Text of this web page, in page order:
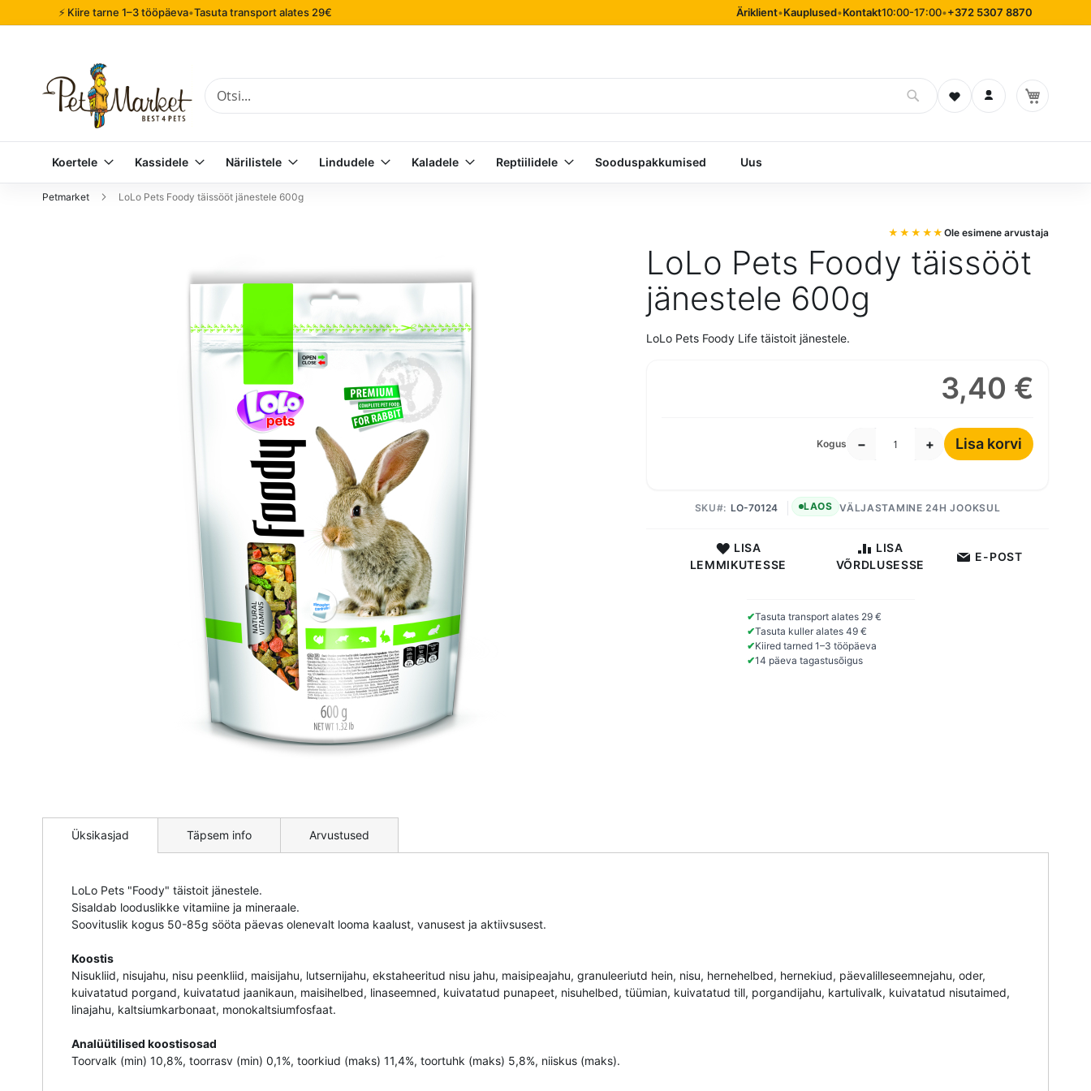
⚡ Kiire tarne 1–3 tööpäeva•Tasuta transport alates 29€ Äriklient•Kauplused•Kontakt10:00-17:00•+372 5307 8870
Otsi Soovinimekiri
Logi sisse
Koertele Kassidele Närilistele Lindudele Kaladele Reptiilidele Sooduspakkumised Uus
Petmarket LoLo Pets Foody täissööt jänestele 600g
LoLo Pets Foody täissööt
jänestele 600g
Ole esimene arvustaja
LoLo Pets Foody Life täistoit jänestele.
3,40 €
Kogus − + Lisa korvi
VÄLJASTAMINE 24H JOOKSUL
SKU LO-70124 LAOS
LISA
LEMMIKUTESSE
LISA
VÕRDLUSESSE
E-POST
✔Tasuta transport alates 29 €
✔Tasuta kuller alates 49 €
✔Kiired tarned 1–3 tööpäeva
✔14 päeva tagastusõigus
pildigalerii
algusesseÜksikasjad
LoLo Pets "Foody" täistoit jänestele.
Sisaldab looduslikke vitamiine ja mineraale.
Soovituslik kogus 50-85g sööta päevas olenevalt looma kaalust, vanusest ja aktiivsusest.
Koostis
Nisukliid, nisujahu, nisu peenkliid, maisijahu, lutsernijahu, ekstaheeritud nisu jahu, maisipeajahu, granuleeriutd hein, nisu, hernehelbed, hernekiud, päevalilleseemnejahu, oder,
kuivatatud porgand, kuivatatud jaanikaun, maisihelbed, linaseemned, kuivatatud punapeet, nisuhelbed, tüümian, kuivatatud till, porgandijahu, kartulivalk, kuivatatud nisutaimed,
linajahu, kaltsiumkarbonaat, monokaltsiumfosfaat.
Analüütilised koostisosad
Toorvalk (min) 10,8%, toorrasv (min) 0,1%, toorkiud (maks) 11,4%, toortuhk (maks) 5,8%, niiskus (maks).
Täpsem info Arvustused